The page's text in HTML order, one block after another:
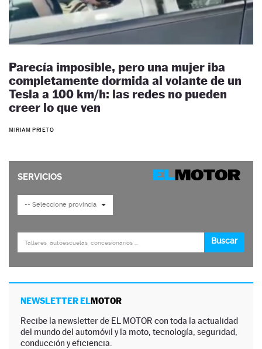
Parecía imposible, pero una mujer iba
completamente dormida al volante de un
Tesla a 100 km/h: las redes no pueden
creer lo que ven
MIRIAM PRIETO
NEWSLETTER ELMOTOR
Recibe la newsletter de EL MOTOR con toda la actualidad
del mundo del automóvil y la moto, tecnología, seguridad,
conducción y eficiencia.